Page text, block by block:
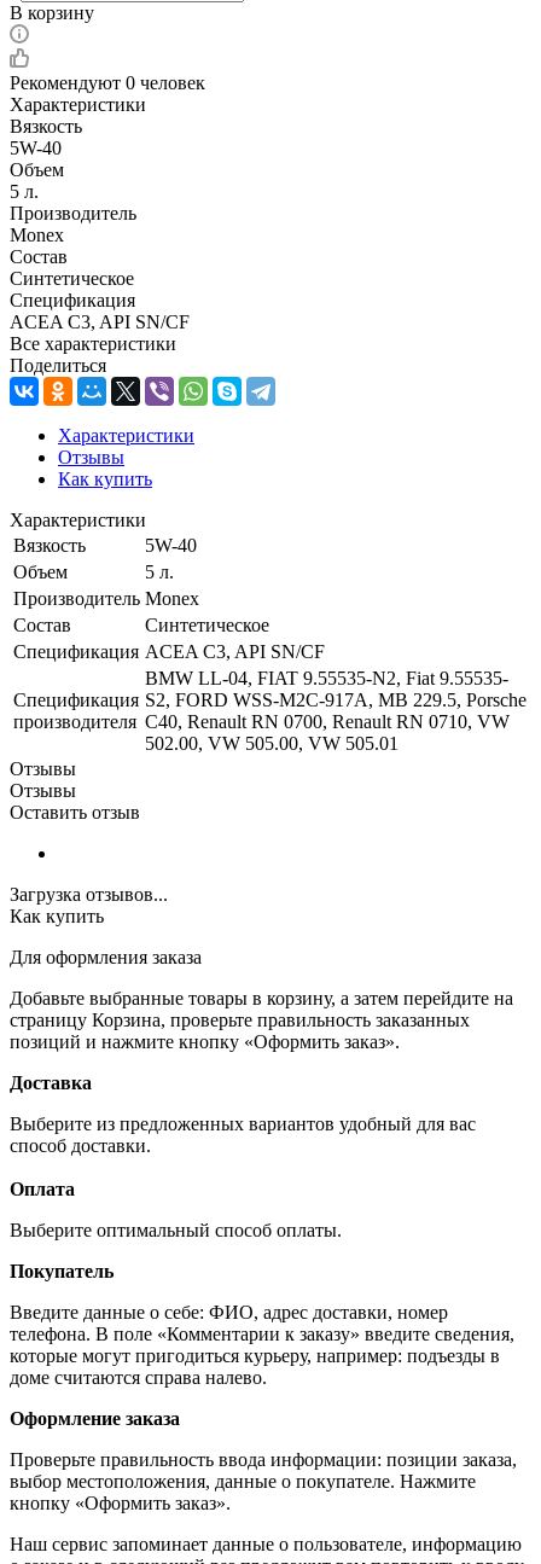
В корзину
Рекомендуют 0 человек
Характеристики
Вязкость
5W-40
Объем
5 л.
Производитель
Monex
Состав
Синтетическое
Спецификация
ACEA C3, API SN/CF
Все характеристики
Поделиться
Характеристики
Отзывы
Как купить
Характеристики
Вязкость
5W-40
Объем
5 л.
Производитель Monex
Состав
Синтетическое
Спецификация ACEA C3, API SN/CF
Спецификация
производителя
BMW LL-04, FIAT 9.55535-N2, Fiat 9.55535-
S2, FORD WSS-M2C-917A, MB 229.5, Porsche
C40, Renault RN 0700, Renault RN 0710, VW
502.00, VW 505.00, VW 505.01
Отзывы
Отзывы
Оставить отзыв
Загрузка отзывов...
Как купить
Для оформления заказа
Добавьте выбранные товары в корзину, а затем перейдите на
страницу Корзина, проверьте правильность заказанных
позиций и нажмите кнопку «Оформить заказ».
Доставка
Выберите из предложенных вариантов удобный для вас
способ доставки.
Оплата
Выберите оптимальный способ оплаты.
Покупатель
Введите данные о себе: ФИО, адрес доставки, номер
телефона. В поле «Комментарии к заказу» введите сведения,
которые могут пригодиться курьеру, например: подъезды в
доме считаются справа налево.
Оформление заказа
Проверьте правильность ввода информации: позиции заказа,
выбор местоположения, данные о покупателе. Нажмите
кнопку «Оформить заказ».
Наш сервис запоминает данные о пользователе, информацию